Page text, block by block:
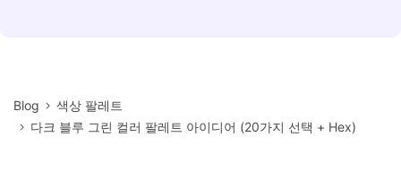
Blog
색상 팔레트
다크 블루 그린 컬러 팔레트 아이디어 (20가지 선택 + Hex)